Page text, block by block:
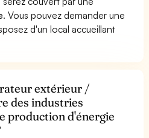
. Vous pouvez demander une
d'un local accueillant
extérieur /
des industries
production d'énergie